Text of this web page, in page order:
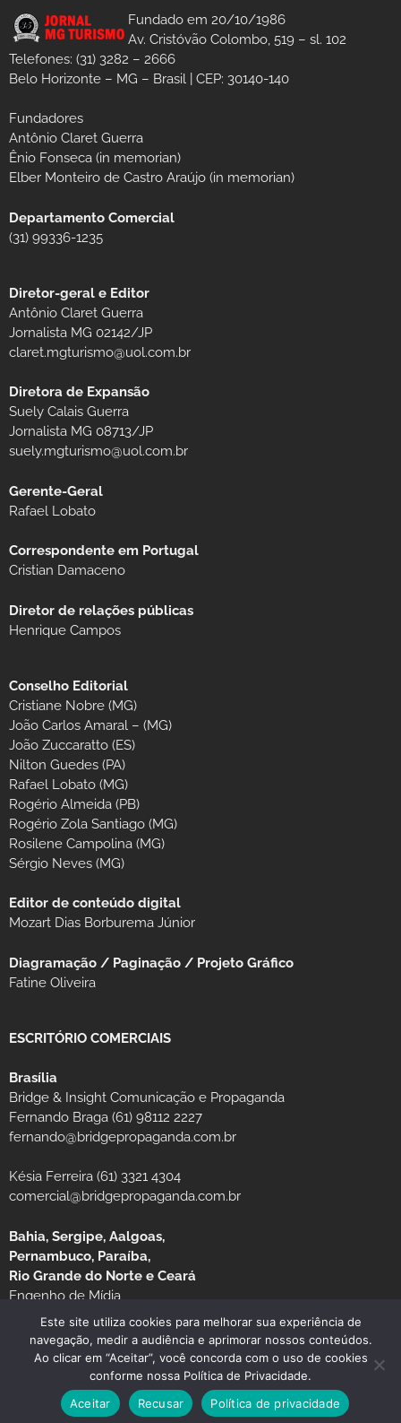
Fundado em 20/10/1986
Av. Cristóvão Colombo, 519 – sl. 102
Telefones: (31) 3282 – 2666
Belo Horizonte – MG – Brasil | CEP: 30140-140
Fundadores
Antônio Claret Guerra
Ênio Fonseca (in memorian)
Elber Monteiro de Castro Araújo (in memorian)
Departamento Comercial
(31) 99336-1235
Diretor-geral e Editor
Antônio Claret Guerra
Jornalista MG 02142/JP
claret.mgturismo@uol.com.br
Diretora de Expansão
Suely Calais Guerra
Jornalista MG 08713/JP
suely.mgturismo@uol.com.br
Gerente-Geral
Rafael Lobato
Correspondente em Portugal
Cristian Damaceno
Diretor de relações públicas
Henrique Campos
Conselho Editorial
Cristiane Nobre (MG)
João Carlos Amaral – (MG)
João Zuccaratto (ES)
Nilton Guedes (PA)
Rafael Lobato (MG)
Rogério Almeida (PB)
Rogério Zola Santiago (MG)
Rosilene Campolina (MG)
Sérgio Neves (MG)
Editor de conteúdo digital
Mozart Dias Borburema Júnior
Diagramação / Paginação / Projeto Gráfico
Fatine Oliveira
ESCRITÓRIO COMERCIAIS
Brasília
Bridge & Insight Comunicação e Propaganda
Fernando Braga (61) 98112 2227
fernando@bridgepropaganda.com.br
Késia Ferreira (61) 3321 4304
comercial@bridgepropaganda.com.br
Bahia, Sergipe, Aalgoas,
Pernambuco, Paraíba,
Rio Grande do Norte e Ceará
Engenho de Mídia
Luciano Moura (81) 99939-0235 / (81) 3126-8181
© Copyright 2026 JORNAL MG TURISMO
Este site utiliza cookies para melhorar sua experiência de
navegação, medir a audiência e aprimorar nossos conteúdos.
Ao clicar em “Aceitar”, você concorda com o uso de cookies
conforme nossa Política de Privacidade.
Aceitar
Recusar Política de privacidade